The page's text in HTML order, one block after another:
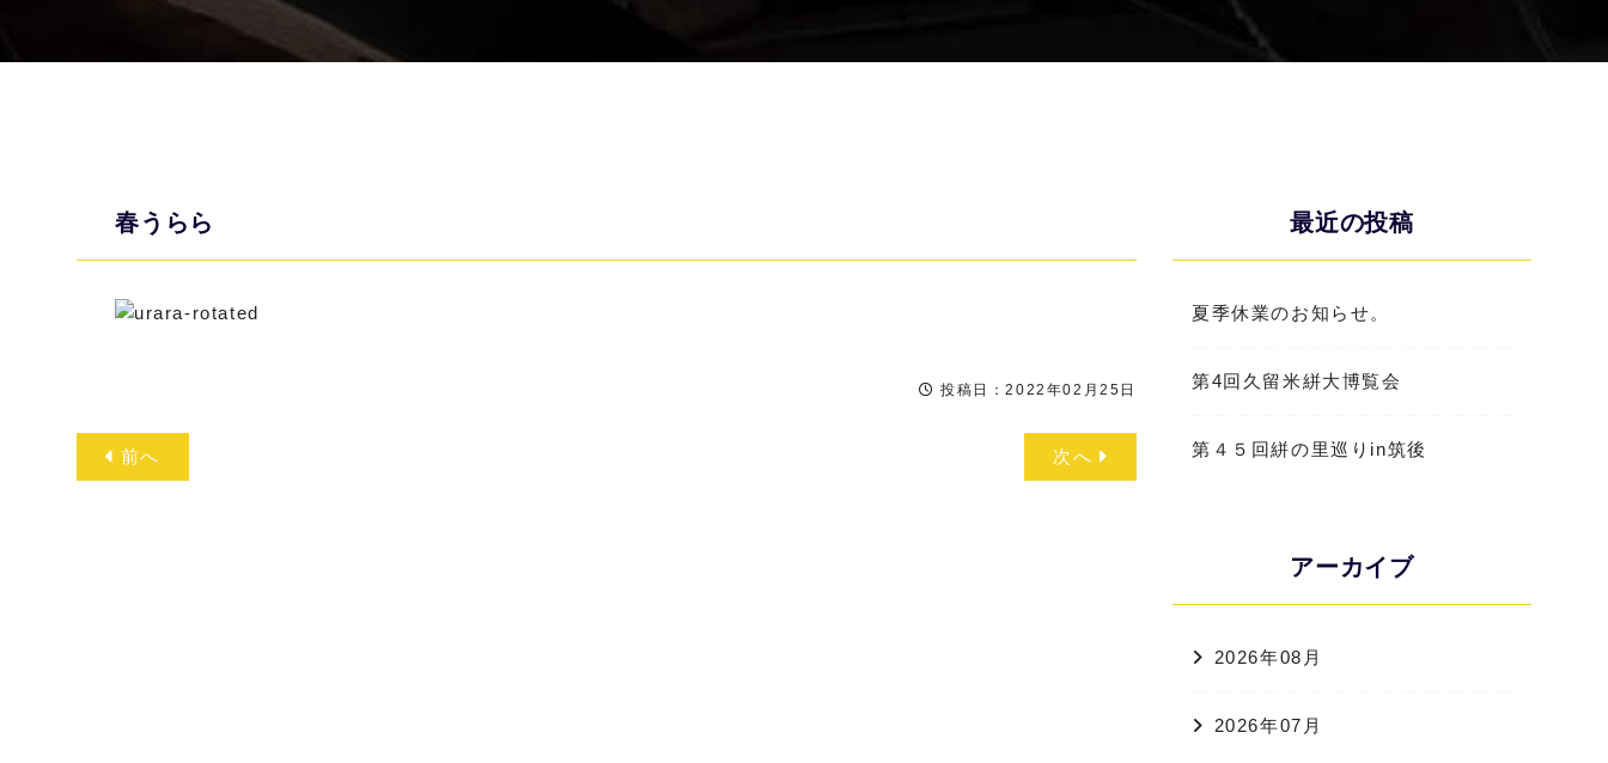
春うらら
投稿日：2022年02月25日
前へ 次へ
最近の投稿
夏季休業のお知らせ。
第4回久留米絣大博覧会
第４５回絣の里巡りin筑後
アーカイブ
2026年08月
2026年07月